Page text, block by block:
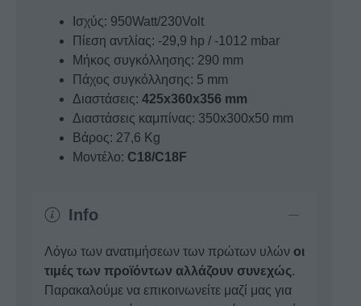
Ισχύς: 950Watt/230Volt
Πίεση αντλίας: -29,9 hp / -1012 mbar
Μήκος συγκόλλησης: 290 mm
Πάχος συγκόλλησης: 5 mm
Διαστάσεις: 425x360x356 mm
Διαστάσεις καμπίνας: 350x300x50 mm
Βάρος: 27,6 Kg
Μοντέλο: C18/C18F
Info
Λόγω των ανατιμήσεων των πρώτων υλών οι
τιμές των προϊόντων αλλάζουν συνεχώς.
Παρακαλούμε να επικοινωνείτε μαζί μας για